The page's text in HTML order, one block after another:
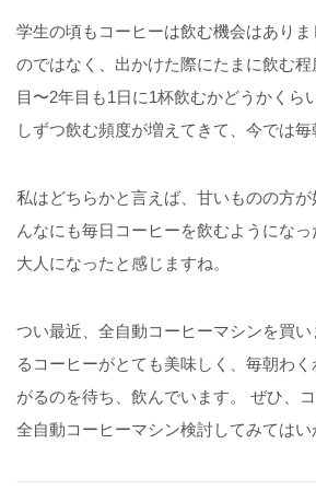
学生の頃もコーヒーは飲む機会はあり
のではなく、出かけた際にたまに飲む
目〜2年目も1日に1杯飲むかどうかくら
しずつ飲む頻度が増えてきて、今では毎
私はどちらかと言えば、甘いものの方が
んなにも毎日コーヒーを飲むようになっ
大人になったと感じますね。
つい最近、全自動コーヒーマシンを買
るコーヒーがとても美味しく、毎朝わ
がるのを待ち、飲んでいます。 ぜひ、
全自動コーヒーマシン検討してみてはい